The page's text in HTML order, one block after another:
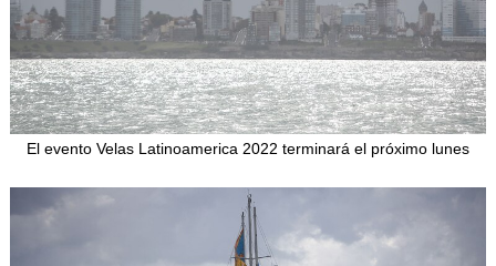
El evento Velas Latinoamerica 2022 terminará el próximo lunes